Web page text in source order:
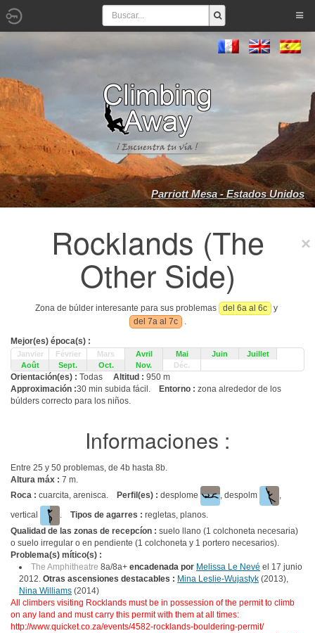
Parriott Mesa - Estados Unidos
Rocklands (The
Other Side)
Zona de búlder interesante para sus problemas del 6a al 6c
y
del 7a al 7c
.
Mejor(es) época(s) :
Janvier Février Mars Avril Mai Juin
Juillet
Août
Sept. Oct. Nov. Déc.
Orientación(es) : Todas Altitud : 950 m
Approximación :30 min subida fácil. Entorno : zona alrededor de los
búlders correcto para los niños.
Informaciones :
Entre 25 y 50 problemas, de 4b hasta 8b.
Altura máx : 7 m.
Roca : cuarcita, arenisca. Perfil(es) : desplome , despolm
,
vertical
. Tipos de agarres : regletas, planos.
Qualidad de las zonas de recepcíon : suelo llano (1 colchoneta necesaria)
o suelo irregular o en pendiente (1 colchoneta y 1 portero necesarios).
Problema(s) mítico(s) :
The Amphitheatre 8a/8a+ encadenada por Melissa Le Nevé el 17 junio
2012. Otras ascensiones destacables : Mina Leslie-Wujastyk (2013),
Nina Williams (2014)
All climbers visiting Rocklands must be in possession of the permit to climb
on any land and must carry this permit with them at all times:
http://www.quicket.co.za/events/4582-rocklands-bouldering-permit/